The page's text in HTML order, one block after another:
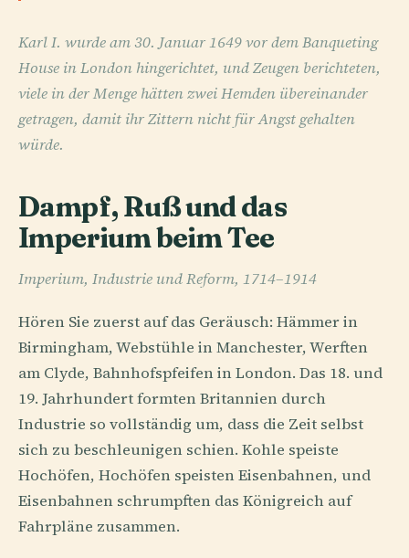
Karl I. wurde am 30. Januar 1649 vor dem Banqueting
House in London hingerichtet, und Zeugen berichteten,
viele in der Menge hätten zwei Hemden übereinander
getragen, damit ihr Zittern nicht für Angst gehalten
würde.
Dampf, Ruß und das
Imperium beim Tee
Imperium, Industrie und Reform, 1714–1914
Hören Sie zuerst auf das Geräusch: Hämmer in
Birmingham, Webstühle in Manchester, Werften
am Clyde, Bahnhofspfeifen in London. Das 18. und
19. Jahrhundert formten Britannien durch
Industrie so vollständig um, dass die Zeit selbst
sich zu beschleunigen schien. Kohle speiste
Hochöfen, Hochöfen speisten Eisenbahnen, und
Eisenbahnen schrumpften das Königreich auf
Fahrpläne zusammen.